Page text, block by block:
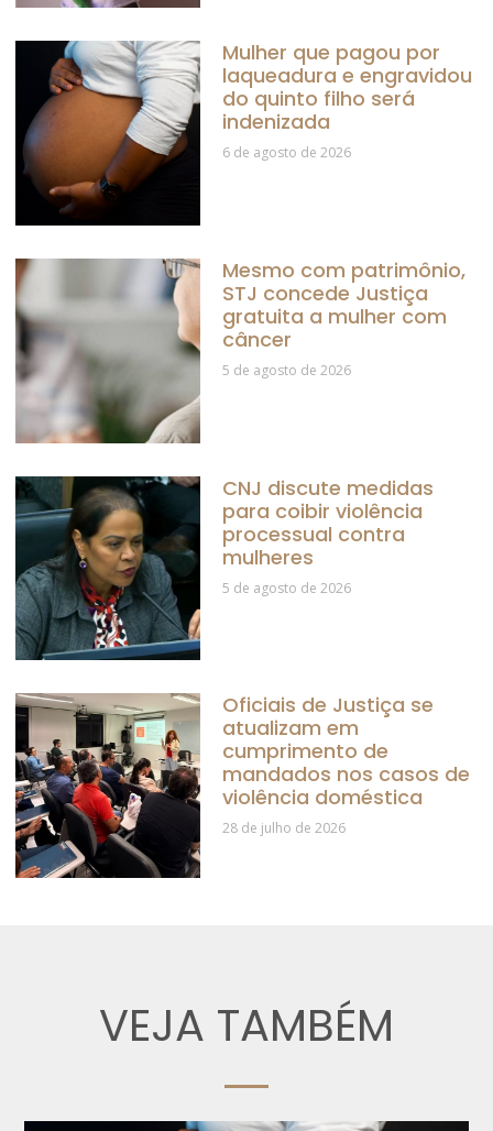
Mulher que pagou por
laqueadura e engravidou
do quinto filho será
indenizada
6 de agosto de 2026
Mesmo com patrimônio,
STJ concede Justiça
gratuita a mulher com
câncer
5 de agosto de 2026
CNJ discute medidas
para coibir violência
processual contra
mulheres
5 de agosto de 2026
Oficiais de Justiça se
atualizam em
cumprimento de
mandados nos casos de
violência doméstica
28 de julho de 2026
VEJA TAMBÉM